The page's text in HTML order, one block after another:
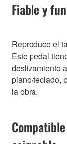
Fiable y
Reproduce el
Este pedal
deslizamiento
piano/teclado,
la obra.